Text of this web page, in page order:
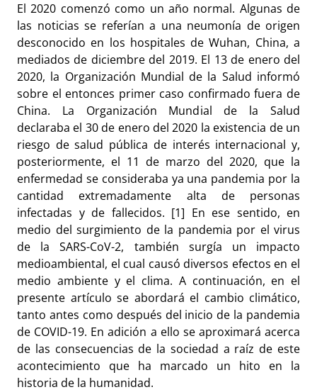
El 2020 comenzó como un año normal. Algunas de
las noticias se referían a una neumonía de origen
desconocido en los hospitales de Wuhan, China, a
mediados de diciembre del 2019. El 13 de enero del
2020, la Organización Mundial de la Salud informó
sobre el entonces primer caso confirmado fuera de
China. La Organización Mundial de la Salud
declaraba el 30 de enero del 2020 la existencia de un
riesgo de salud pública de interés internacional y,
posteriormente, el 11 de marzo del 2020, que la
enfermedad se consideraba ya una pandemia por la
cantidad extremadamente alta de personas
infectadas y de fallecidos. [1] En ese sentido, en
medio del surgimiento de la pandemia por el virus
de la SARS-CoV-2, también surgía un impacto
medioambiental, el cual causó diversos efectos en el
medio ambiente y el clima. A continuación, en el
presente artículo se abordará el cambio climático,
tanto antes como después del inicio de la pandemia
de COVID-19. En adición a ello se aproximará acerca
de las consecuencias de la sociedad a raíz de este
acontecimiento que ha marcado un hito en la
historia de la humanidad.